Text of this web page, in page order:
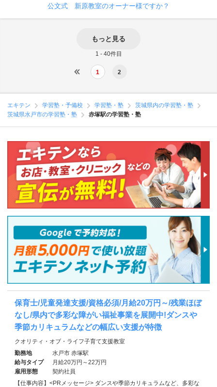
公文式 新原教室のオーナー様ですか？
もっと見る
1 - 40件目
1 2
エキテン 学習塾・予備校 学習塾・塾
茨城県内の学習塾・塾
茨城県水戸市の学習塾・塾
赤塚駅の学習塾・塾
保育士/児童発達支援/資格必須/月給20万円～/残業ほぼ
なし/県内で多彩な障がい福祉事業を展開中!ダンスや
季節カリキュラムなどの幅広い支援が特徴
クオリティ・オブ・ライフ子育て支援教室
勤務地
水戸市 赤塚駅
給与タイプ
月給20万円～22万円
雇用形態
契約社員
【仕事内容】<PRメッセージ> ダンスや季節カリキュラムなど、多彩な